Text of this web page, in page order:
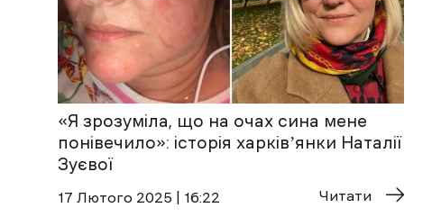
«Я зрозуміла, що на очах сина мене
понівечило»: історія харківʼянки Наталії
Зуєвої
17 Лютого 2025 | 16:22 Читати